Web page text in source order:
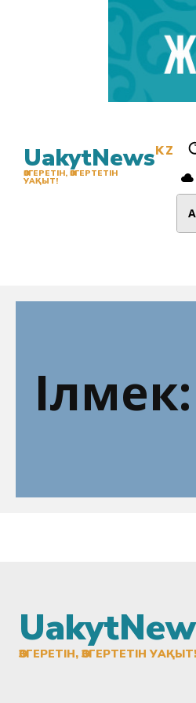
UakytNewsKZ
ӨЗГЕРЕТІН, ӨЗГЕРТЕТІН
УАҚЫТ!
Ілмек:
ӨЗГЕРЕТІН, ӨЗГЕРТЕТІН УАҚЫТ!